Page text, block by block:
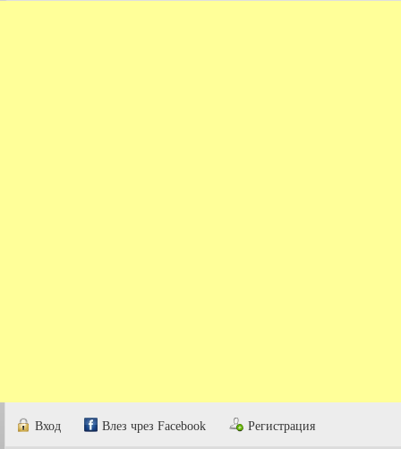
Вход Влез чрез Facebook Регистрация